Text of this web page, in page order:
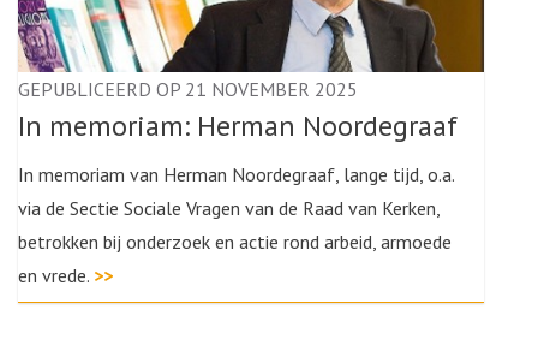
GEPUBLICEERD OP 21 NOVEMBER 2025
In memoriam: Herman Noordegraaf
In memoriam van Herman Noordegraaf, lange tijd, o.a.
via de Sectie Sociale Vragen van de Raad van Kerken,
betrokken bij onderzoek en actie rond arbeid, armoede
en vrede. >>